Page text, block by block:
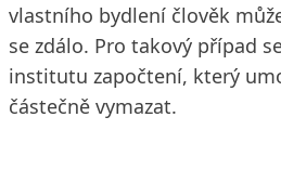
vlastního bydlení člověk
se zdálo. Pro takový případ
institutu započtení, který
částečně vymazat.